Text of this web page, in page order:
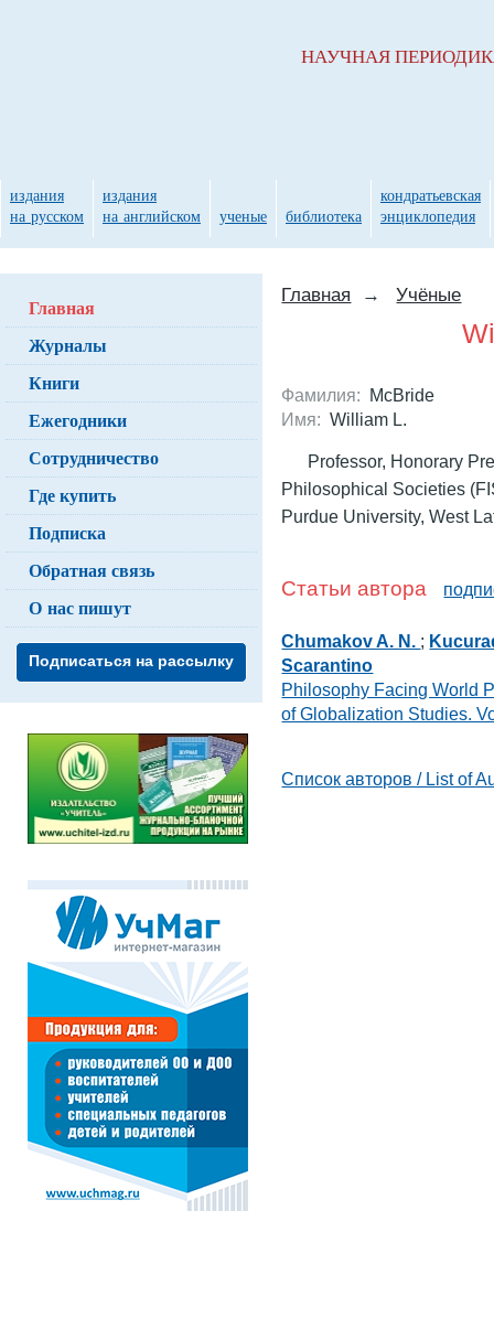
Главная → Учёные
Фамилия: McBride
Имя: William L.
Professor, Honorary
Philosophical Societies
Purdue University, West
Статьи автора
Chumakov A. N. ;
Scarantino
Philosophy Facing World
of Globalization Studies.
Список авторов / List of
Главная
Журналы
Книги
Ежегодники
Сотрудничество
Где купить
Подписка
Обратная связь
О нас пишут
Подписаться на рассылку
НАУЧНАЯ
издания
на русском
издания
на английском
ученые библиотека
кондратьевская
энциклопедия